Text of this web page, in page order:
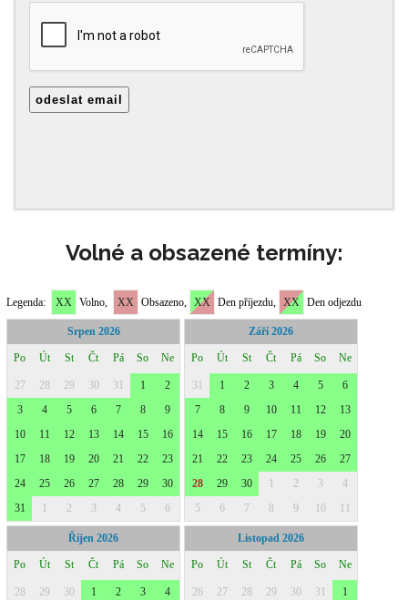
Volné a obsazené termíny: